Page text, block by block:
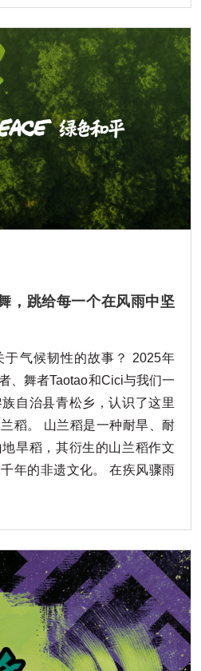
，跳给每一个在风雨中坚
于气候韧性的故事？ 2025年
、舞者Taotao和Cici与我们一
自治县青松乡，认识了这里
稻。 山兰稻是一种耐旱、耐
旱稻，其衍生的山兰稻作文
年的非遗文化。 在疾风骤雨